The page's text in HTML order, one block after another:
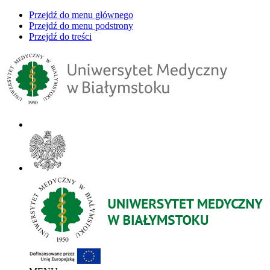
Przejdź do menu głównego
Przejdź do menu podstrony
Przejdź do treści